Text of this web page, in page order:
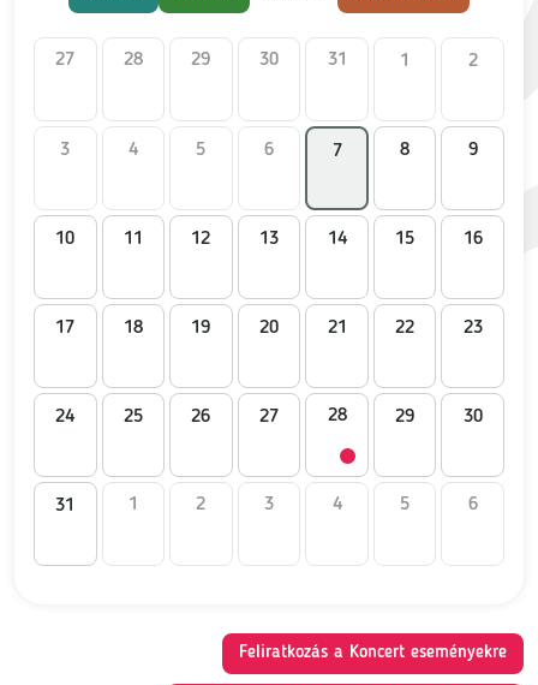
Hétfő
Kedd
Szerda
Csütörtök
Péntek
Szombat
Vasárnap
27 28 29 30 31 1 2
3 4 5 6 7 8 9
10 11 12 13 14 15 16
17 18 19 20 21 22 23
24 25 26 27 28 29 30
31 1 2 3 4 5 6
Feliratkozás a Koncert eseményekre